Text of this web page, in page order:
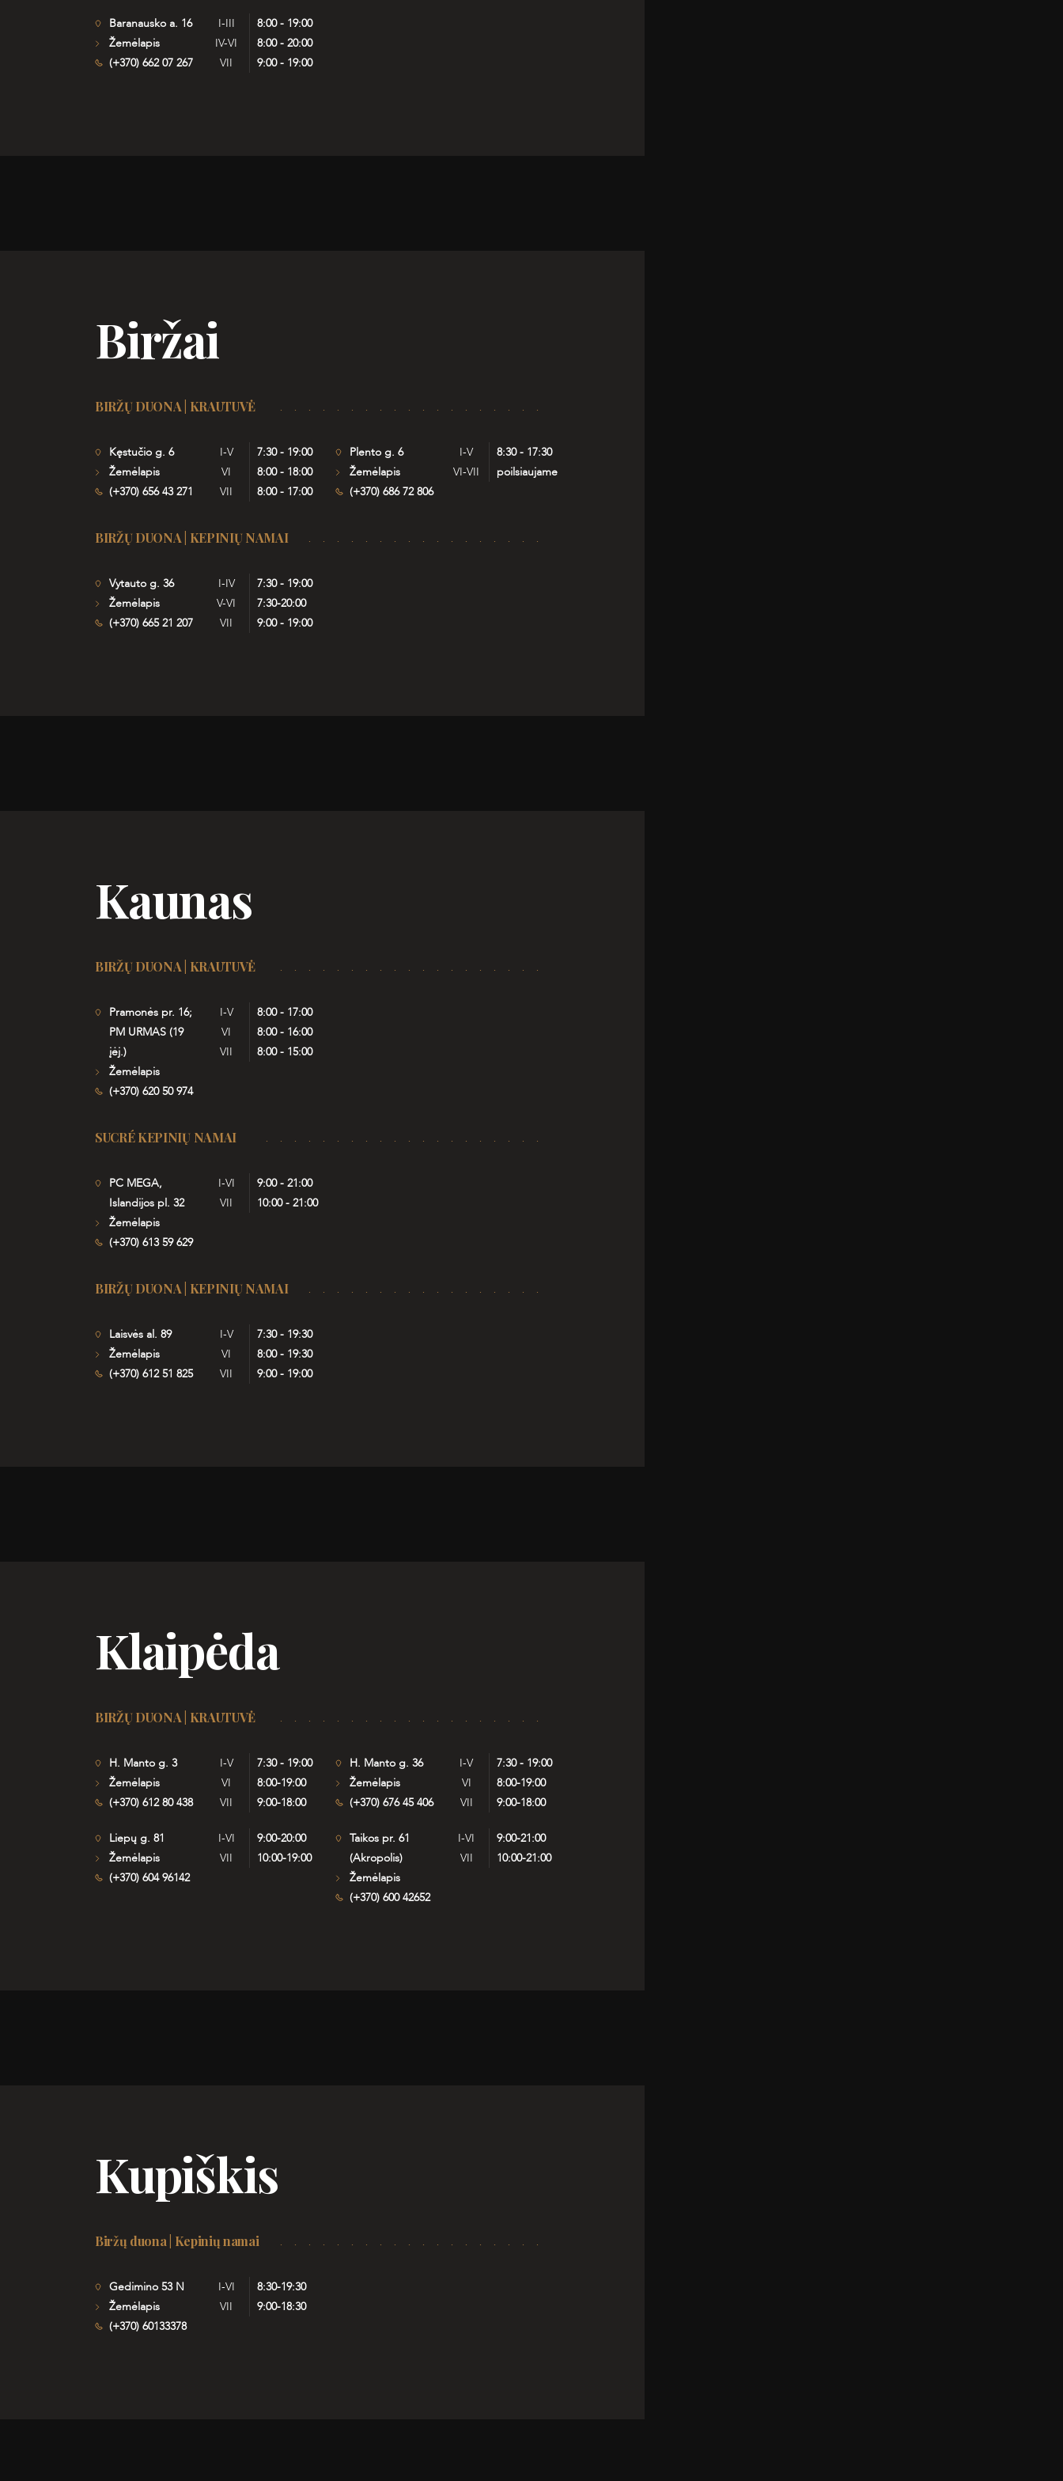
Baranausko a. 16
Žemėlapis
(+370) 662 07 267
I-III
8:00 - 19:00
IV-VI
8:00 - 20:00
VII
9:00 - 19:00
Biržai
BIRŽŲ DUONA | KRAUTUVĖ
Kęstučio g. 6
Žemėlapis
(+370) 656 43 271
I-V
7:30 - 19:00
VI
8:00 - 18:00
VII
8:00 - 17:00
Plento g. 6
Žemėlapis
(+370) 686 72 806
I-V
8:30 - 17:30
VI-VII
poilsiaujame
BIRŽŲ DUONA | KEPINIŲ NAMAI
Vytauto g. 36
Žemėlapis
(+370) 665 21 207
I-IV
7:30 - 19:00
V-VI
7:30-20:00
VII
9:00 - 19:00
Kaunas
BIRŽŲ DUONA | KRAUTUVĖ
Pramonės pr. 16;
PM URMAS (19
įėj.)
Žemėlapis
(+370) 620 50 974
I-V
8:00 - 17:00
VI
8:00 - 16:00
VII
8:00 - 15:00
SUCRÉ KEPINIŲ NAMAI
PC MEGA,
Islandijos pl. 32
Žemėlapis
(+370) 613 59 629
I-VI
9:00 - 21:00
VII
10:00 - 21:00
BIRŽŲ DUONA | KEPINIŲ NAMAI
Laisvės al. 89
Žemėlapis
(+370) 612 51 825
I-V
7:30 - 19:30
VI
8:00 - 19:30
VII
9:00 - 19:00
Klaipėda
BIRŽŲ DUONA | KRAUTUVĖ
H. Manto g. 3
Žemėlapis
(+370) 612 80 438
I-V
7:30 - 19:00
VI
8:00-19:00
VII
9:00-18:00
H. Manto g. 36
Žemėlapis
(+370) 676 45 406
I-V
7:30 - 19:00
VI
8:00-19:00
VII
9:00-18:00
Liepų g. 81
Žemėlapis
(+370) 604 96142
I-VI
9:00-20:00
VII
10:00-19:00
Taikos pr. 61
(Akropolis)
Žemėlapis
(+370) 600 42652
I-VI
9:00-21:00
VII
10:00-21:00
Kupiškis
Biržų duona | Kepinių namai
Gedimino 53 N
Žemėlapis
(+370) 60133378
I-VI
8:30-19:30
VII
9:00-18:30